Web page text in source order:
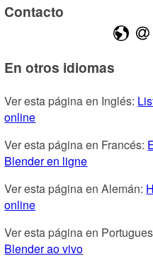
Contacto
En otros idiomas
Ver esta página en Inglés:
online
Ver esta página en Francés:
Blender en ligne
Ver esta página en Alemán:
online
Ver esta página en
Blender ao vivo